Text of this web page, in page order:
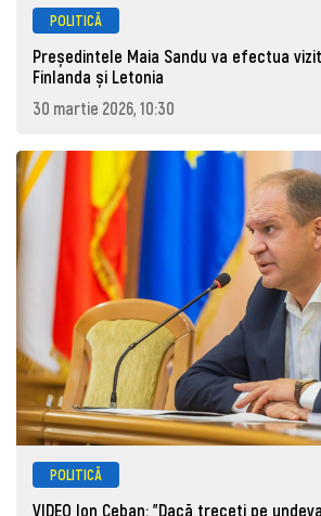
POLITICĂ
Președintele Maia Sandu va efectua
Finlanda și Letonia
30 martie 2026, 10:30
POLITICĂ
VIDEO Ion Ceban: "Dacă treceți pe